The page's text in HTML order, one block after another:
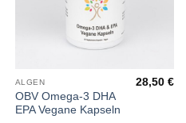
ALGEN
OBV Omega-3 DHA
EPA Vegane Kapseln
28,50€